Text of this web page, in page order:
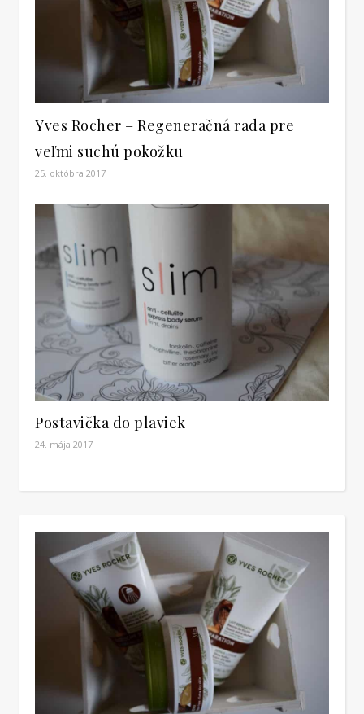
Yves Rocher – Regeneračná rada pre
veľmi suchú pokožku
25. októbra 2017
Postavička do plaviek
24. mája 2017